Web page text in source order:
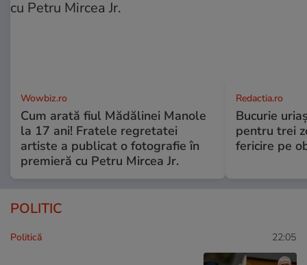
Wowbiz.ro
Cum arată fiul Mădălinei Manole
la 17 ani! Fratele regretatei
artiste a publicat o fotografie în
premieră cu Petru Mircea Jr.
Redactia.ro
Bucurie
pentru trei
fericire pe
POLITIC
Politică 22:05